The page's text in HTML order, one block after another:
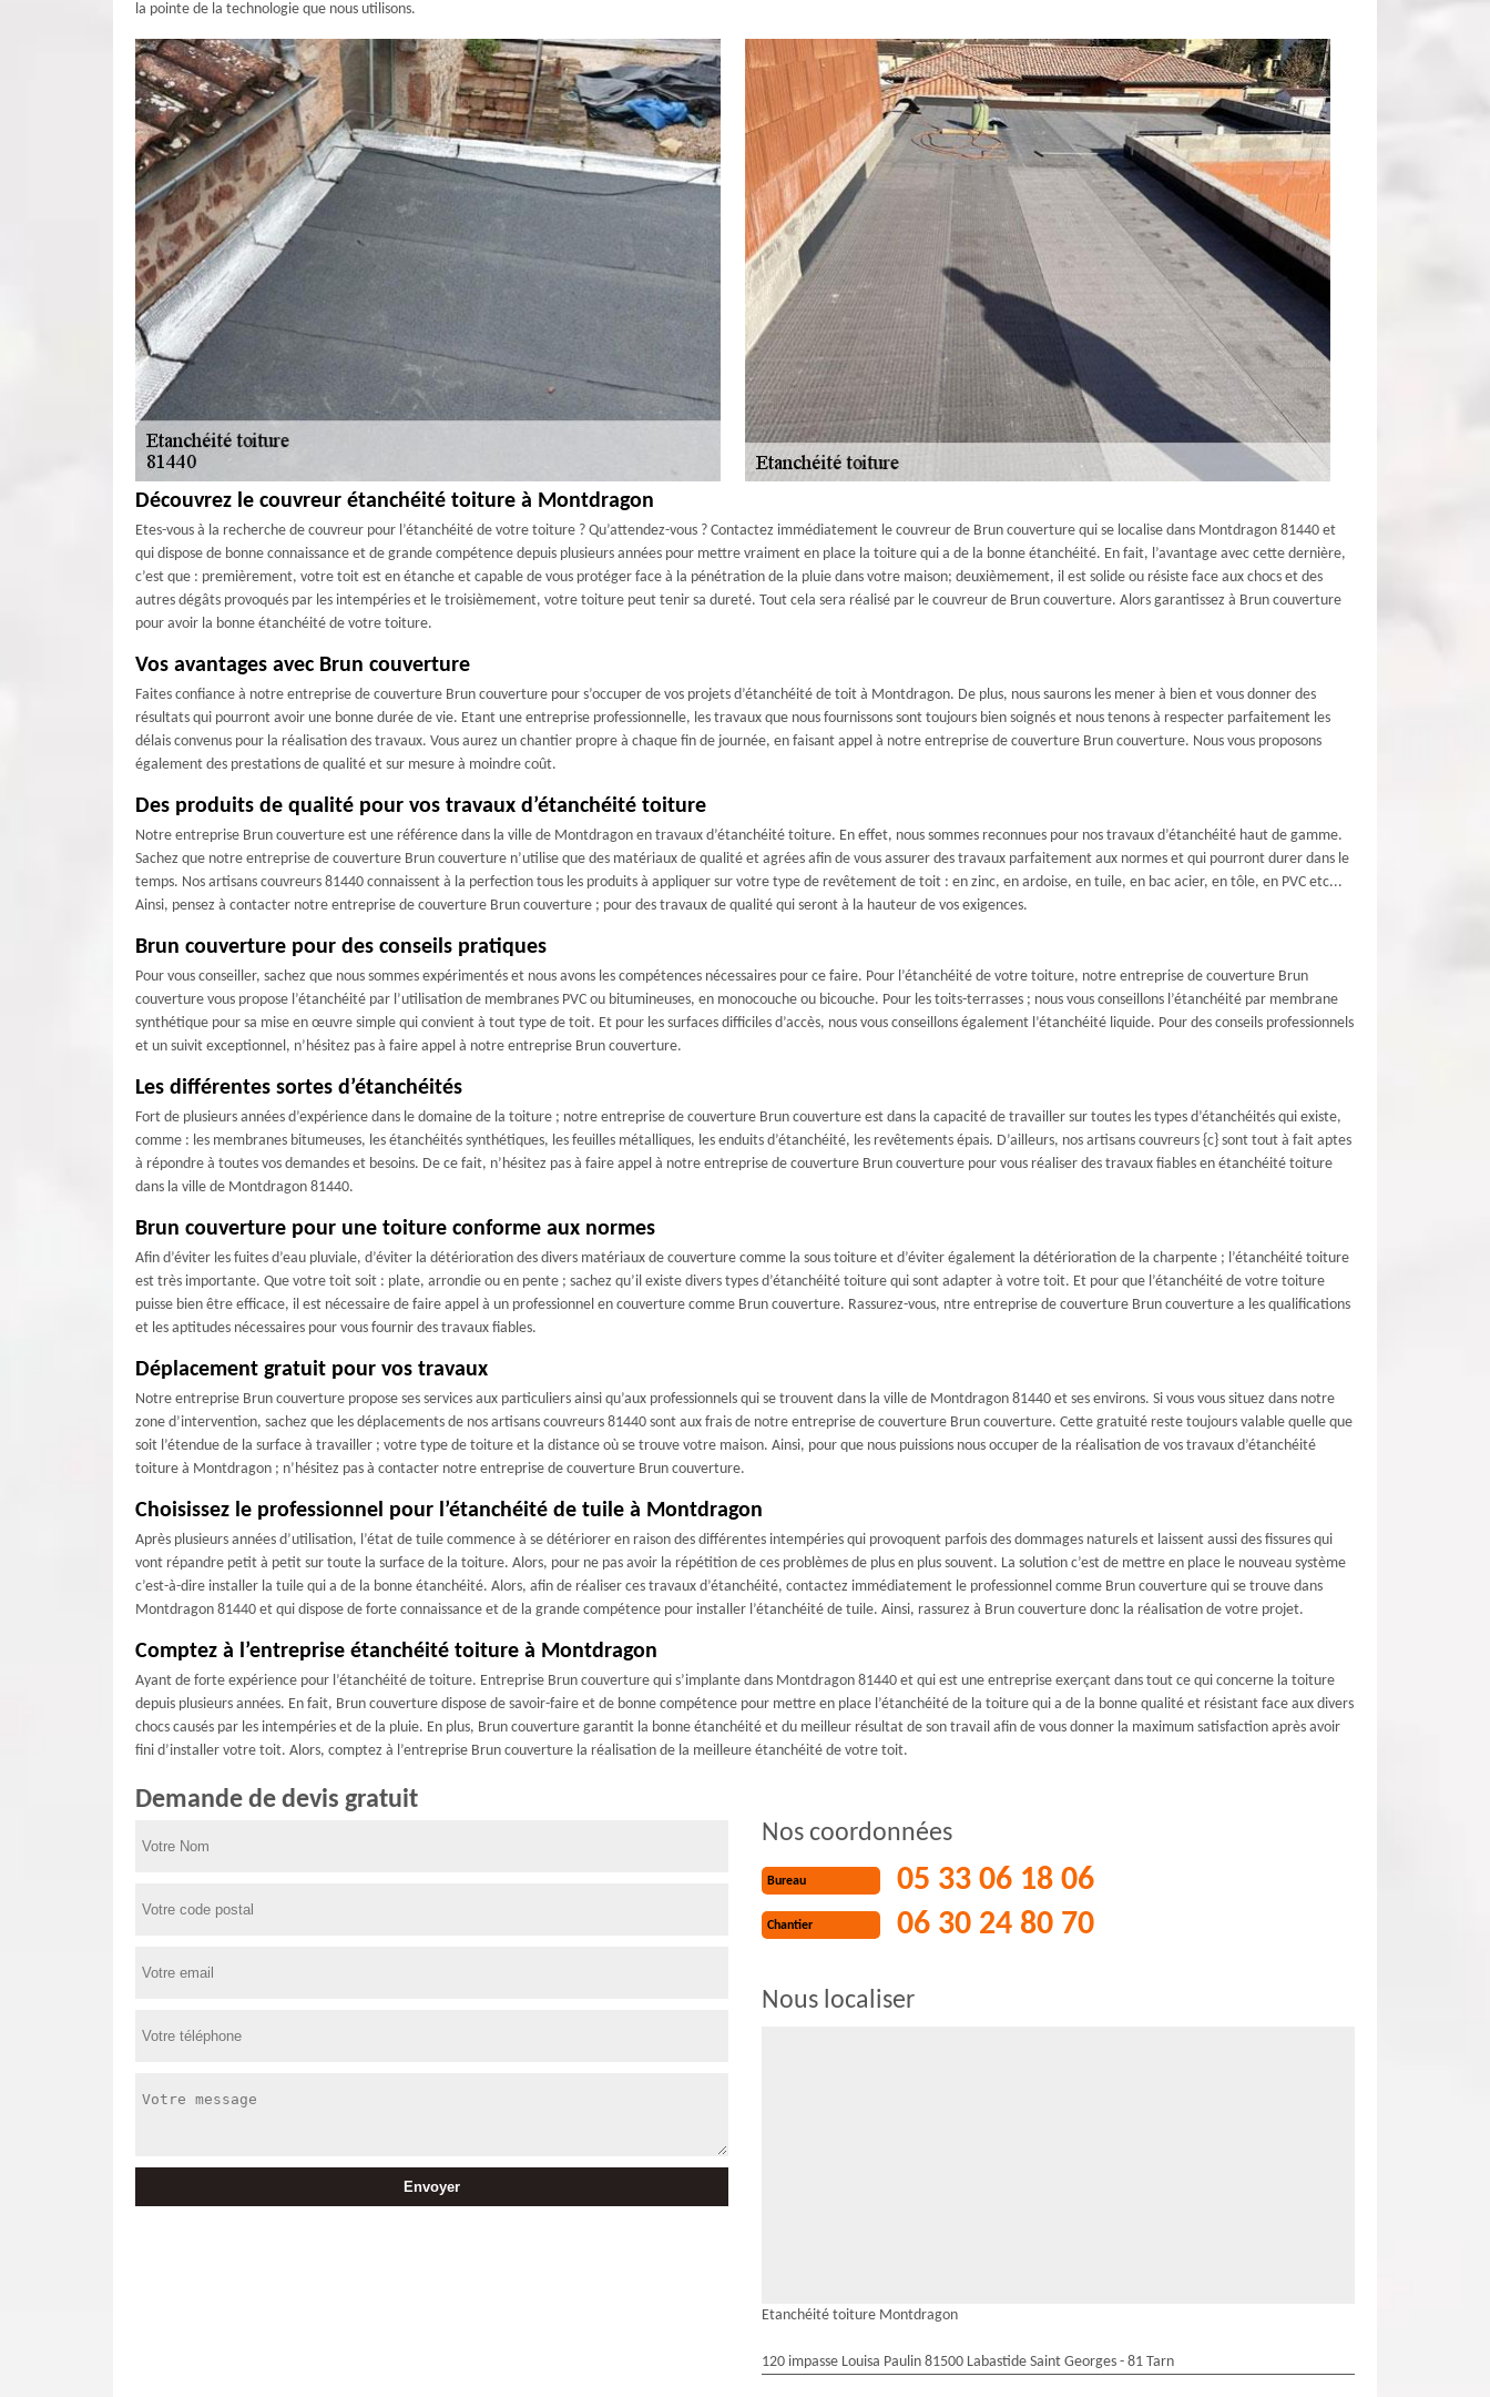
la pointe de la technologie que nous utilisons.
Découvrez le couvreur étanchéité toiture à Montdragon
Etes-vous à la recherche de couvreur pour l’étanchéité de votre toiture ? Qu’attendez-vous ? Contactez immédiatement le couvreur de Brun couverture qui se localise dans Montdragon 81440 et
qui dispose de bonne connaissance et de grande compétence depuis plusieurs années pour mettre vraiment en place la toiture qui a de la bonne étanchéité. En fait, l’avantage avec cette dernière,
c’est que : premièrement, votre toit est en étanche et capable de vous protéger face à la pénétration de la pluie dans votre maison; deuxièmement, il est solide ou résiste face aux chocs et des
autres dégâts provoqués par les intempéries et le troisièmement, votre toiture peut tenir sa dureté. Tout cela sera réalisé par le couvreur de Brun couverture. Alors garantissez à Brun couverture
pour avoir la bonne étanchéité de votre toiture.
Vos avantages avec Brun couverture
Faites confiance à notre entreprise de couverture Brun couverture pour s’occuper de vos projets d’étanchéité de toit à Montdragon. De plus, nous saurons les mener à bien et vous donner des
résultats qui pourront avoir une bonne durée de vie. Etant une entreprise professionnelle, les travaux que nous fournissons sont toujours bien soignés et nous tenons à respecter parfaitement les
délais convenus pour la réalisation des travaux. Vous aurez un chantier propre à chaque fin de journée, en faisant appel à notre entreprise de couverture Brun couverture. Nous vous proposons
également des prestations de qualité et sur mesure à moindre coût.
Des produits de qualité pour vos travaux d’étanchéité toiture
Notre entreprise Brun couverture est une référence dans la ville de Montdragon en travaux d’étanchéité toiture. En effet, nous sommes reconnues pour nos travaux d’étanchéité haut de gamme.
Sachez que notre entreprise de couverture Brun couverture n’utilise que des matériaux de qualité et agrées afin de vous assurer des travaux parfaitement aux normes et qui pourront durer dans le
temps. Nos artisans couvreurs 81440 connaissent à la perfection tous les produits à appliquer sur votre type de revêtement de toit : en zinc, en ardoise, en tuile, en bac acier, en tôle, en PVC etc...
Ainsi, pensez à contacter notre entreprise de couverture Brun couverture ; pour des travaux de qualité qui seront à la hauteur de vos exigences.
Brun couverture pour des conseils pratiques
Pour vous conseiller, sachez que nous sommes expérimentés et nous avons les compétences nécessaires pour ce faire. Pour l’étanchéité de votre toiture, notre entreprise de couverture Brun
couverture vous propose l’étanchéité par l’utilisation de membranes PVC ou bitumineuses, en monocouche ou bicouche. Pour les toits-terrasses ; nous vous conseillons l’étanchéité par membrane
synthétique pour sa mise en œuvre simple qui convient à tout type de toit. Et pour les surfaces difficiles d’accès, nous vous conseillons également l’étanchéité liquide. Pour des conseils professionnels
et un suivit exceptionnel, n’hésitez pas à faire appel à notre entreprise Brun couverture.
Les différentes sortes d’étanchéités
Fort de plusieurs années d’expérience dans le domaine de la toiture ; notre entreprise de couverture Brun couverture est dans la capacité de travailler sur toutes les types d’étanchéités qui existe,
comme : les membranes bitumeuses, les étanchéités synthétiques, les feuilles métalliques, les enduits d’étanchéité, les revêtements épais. D’ailleurs, nos artisans couvreurs {c} sont tout à fait aptes
à répondre à toutes vos demandes et besoins. De ce fait, n’hésitez pas à faire appel à notre entreprise de couverture Brun couverture pour vous réaliser des travaux fiables en étanchéité toiture
dans la ville de Montdragon 81440.
Brun couverture pour une toiture conforme aux normes
Afin d’éviter les fuites d’eau pluviale, d’éviter la détérioration des divers matériaux de couverture comme la sous toiture et d’éviter également la détérioration de la charpente ; l’étanchéité toiture
est très importante. Que votre toit soit : plate, arrondie ou en pente ; sachez qu’il existe divers types d’étanchéité toiture qui sont adapter à votre toit. Et pour que l’étanchéité de votre toiture
puisse bien être efficace, il est nécessaire de faire appel à un professionnel en couverture comme Brun couverture. Rassurez-vous, ntre entreprise de couverture Brun couverture a les qualifications
et les aptitudes nécessaires pour vous fournir des travaux fiables.
Déplacement gratuit pour vos travaux
Notre entreprise Brun couverture propose ses services aux particuliers ainsi qu’aux professionnels qui se trouvent dans la ville de Montdragon 81440 et ses environs. Si vous vous situez dans notre
zone d’intervention, sachez que les déplacements de nos artisans couvreurs 81440 sont aux frais de notre entreprise de couverture Brun couverture. Cette gratuité reste toujours valable quelle que
soit l’étendue de la surface à travailler ; votre type de toiture et la distance où se trouve votre maison. Ainsi, pour que nous puissions nous occuper de la réalisation de vos travaux d’étanchéité
toiture à Montdragon ; n’hésitez pas à contacter notre entreprise de couverture Brun couverture.
Choisissez le professionnel pour l’étanchéité de tuile à Montdragon
Après plusieurs années d’utilisation, l’état de tuile commence à se détériorer en raison des différentes intempéries qui provoquent parfois des dommages naturels et laissent aussi des fissures qui
vont répandre petit à petit sur toute la surface de la toiture. Alors, pour ne pas avoir la répétition de ces problèmes de plus en plus souvent. La solution c’est de mettre en place le nouveau système
c’est-à-dire installer la tuile qui a de la bonne étanchéité. Alors, afin de réaliser ces travaux d’étanchéité, contactez immédiatement le professionnel comme Brun couverture qui se trouve dans
Montdragon 81440 et qui dispose de forte connaissance et de la grande compétence pour installer l’étanchéité de tuile. Ainsi, rassurez à Brun couverture donc la réalisation de votre projet.
Comptez à l’entreprise étanchéité toiture à Montdragon
Ayant de forte expérience pour l’étanchéité de toiture. Entreprise Brun couverture qui s’implante dans Montdragon 81440 et qui est une entreprise exerçant dans tout ce qui concerne la toiture
depuis plusieurs années. En fait, Brun couverture dispose de savoir-faire et de bonne compétence pour mettre en place l’étanchéité de la toiture qui a de la bonne qualité et résistant face aux divers
chocs causés par les intempéries et de la pluie. En plus, Brun couverture garantit la bonne étanchéité et du meilleur résultat de son travail afin de vous donner la maximum satisfaction après avoir
fini d’installer votre toit. Alors, comptez à l’entreprise Brun couverture la réalisation de la meilleure étanchéité de votre toit.
Demande de devis gratuit
Nos coordonnées
Bureau 05 33 06 18 06
Chantier 06 30 24 80 70
Nous localiser
Etanchéité toiture Montdragon
120 impasse Louisa Paulin 81500 Labastide Saint Georges - 81 Tarn